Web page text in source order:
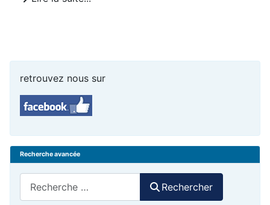
retrouvez nous sur
Recherche avancée
Rechercher